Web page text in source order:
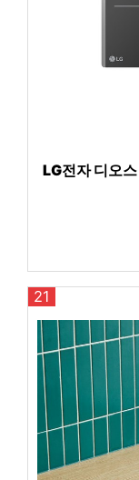
LG전자 디오
21